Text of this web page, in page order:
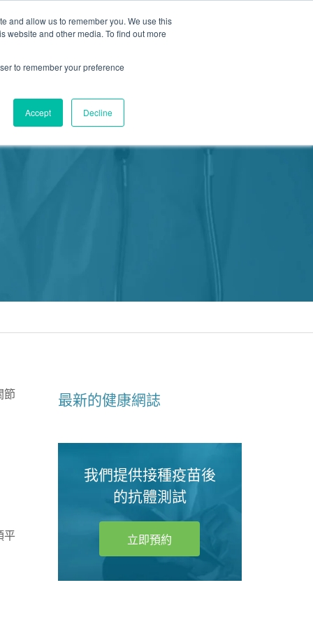
and allow us to remember you. We use this
website and other media. To find out more
to remember your preference
Accept Decline
我們
我們
活動 商店 2155 9055
節
平
最新的健康網誌
我們提供接種疫苗後
的抗體測試
立即預約